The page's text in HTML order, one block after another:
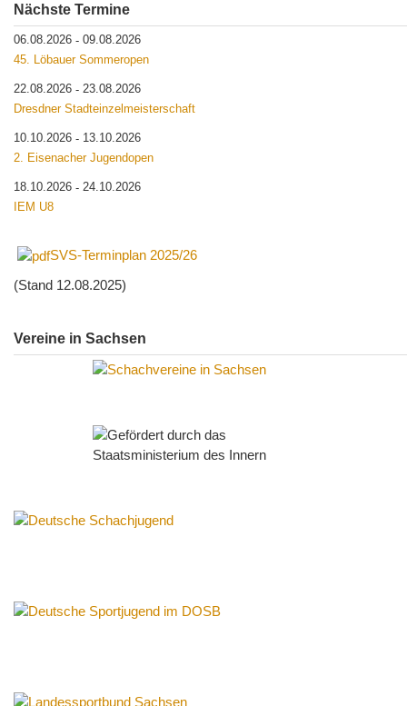
Nächste Termine
06.08.2026 - 09.08.2026
45. Löbauer Sommeropen
22.08.2026 - 23.08.2026
Dresdner Stadteinzelmeisterschaft
10.10.2026 - 13.10.2026
2. Eisenacher Jugendopen
18.10.2026 - 24.10.2026
IEM U8
SVS-Terminplan 2025/26
(Stand 12.08.2025)
Vereine in Sachsen